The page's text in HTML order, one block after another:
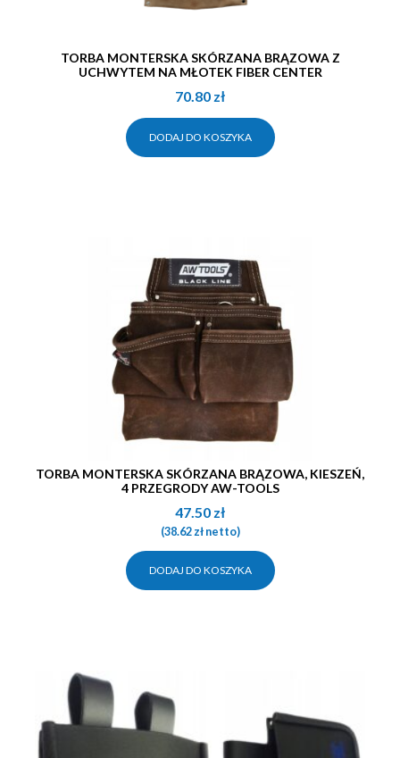
TORBA MONTERSKA SKÓRZANA BRĄZOWA Z
UCHWYTEM NA MŁOTEK FIBER CENTER
70.80 zł
DODAJ DO KOSZYKA
TORBA MONTERSKA SKÓRZANA BRĄZOWA, KIESZEŃ,
4 PRZEGRODY AW-TOOLS
47.50 zł
(38.62złnetto)
DODAJ DO KOSZYKA